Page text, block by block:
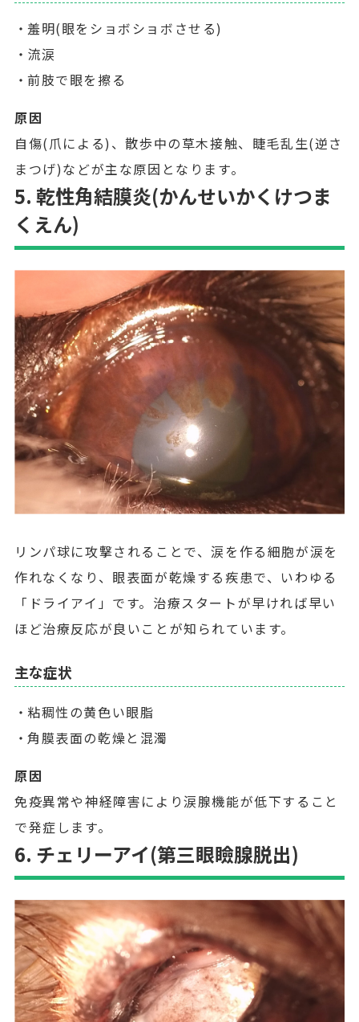
羞明(眼をショボショボさせる)
流涙
前肢で眼を擦る
原因
自傷(爪による)、散歩中の草木接触、睫毛乱生(逆さ
まつげ)などが主な原因となります。
5. 乾性角結膜炎(かんせいかくけつま
くえん)
リンパ球に攻撃されることで、涙を作る細胞が涙を
作れなくなり、眼表面が乾燥する疾患で、いわゆる
「ドライアイ」です。治療スタートが早ければ早い
ほど治療反応が良いことが知られています。
主な症状
粘稠性の黄色い眼脂
角膜表面の乾燥と混濁
原因
免疫異常や神経障害により涙腺機能が低下すること
で発症します。
6. チェリーアイ(第三眼瞼腺脱出)